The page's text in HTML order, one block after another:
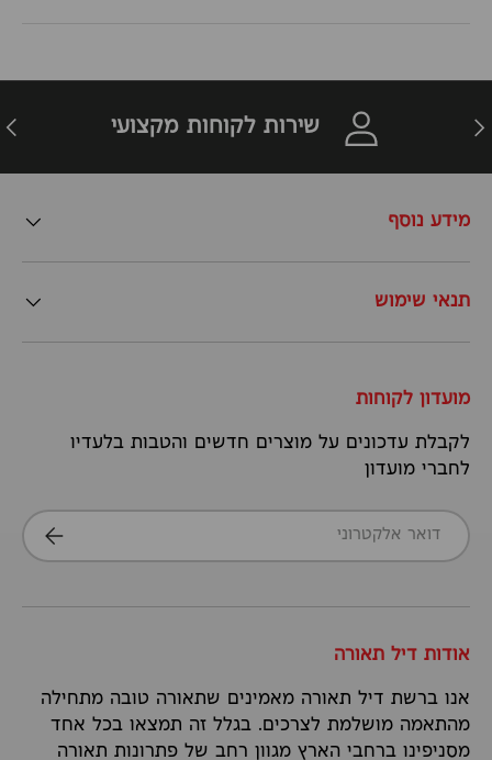
חזרה שירות לקוחות מקצועי
מידע נוסף
תנאי שימוש
מועדון לקוחות
לקבלת עדכונים על מוצרים חדשים והטבות בלעדיו
לחברי מועדון
דואר אלקטרוני
הרשמה
אודות דיל תאורה
אנו ברשת דיל תאורה מאמינים שתאורה טובה מתחילה
מהתאמה מושלמת לצרכים. בגלל זה תמצאו בכל אחד
מסניפינו ברחבי הארץ מגוון רחב של פתרונות תאורה